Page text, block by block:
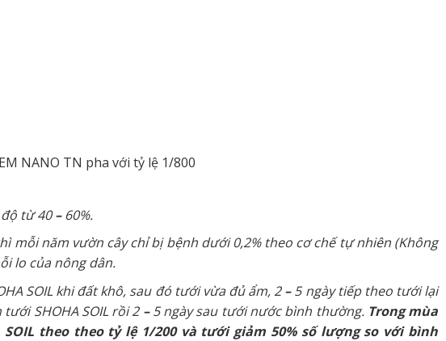
NANO TN pha với tỷ lệ 1/800
độ từ 40– 60%.
mỗi năm vườn cây chỉ bị bệnh dưới 0,2% theo cơ chế tự nhiên (Không
lo của nông dân.
SOIL khi đất khô, sau đó tưới vừa đủ ẩm, 2–5 ngày tiếp theo tưới lại
SHOHA SOIL rồi 2 –5 ngày sau tưới nước bình thường. Trong mùa
theo theo tỷ lệ 1/200 và tưới giảm 50% số lượng so với bình